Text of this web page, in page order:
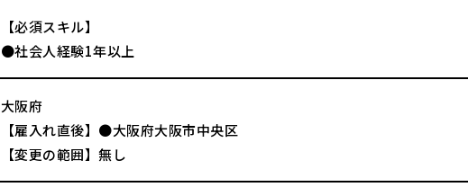
【必須スキル】
●社会人経験1年以上
大阪府
【雇入れ直後】●大阪府大阪市中央区
【変更の範囲】無し